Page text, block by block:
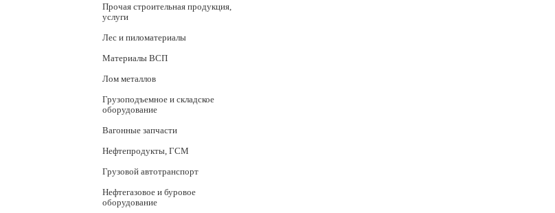
Прочая строительная продукция,
услуги
Лес и пиломатериалы
Материалы ВСП
Лом металлов
Грузоподъемное и складское
оборудование
Вагонные запчасти
Нефтепродукты, ГСМ
Грузовой автотранспорт
Нефтегазовое и буровое
оборудование